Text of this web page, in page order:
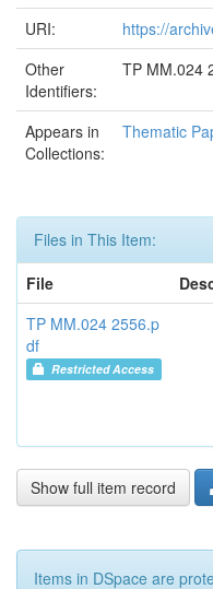
URI:
https://
Other
Identifiers:
TP MM.024
Appears in
Collections:
Thematic
Files in This Item:
File
TP MM.024 2556.p
df
Restricted Access
Show full item record
Items in DSpace are